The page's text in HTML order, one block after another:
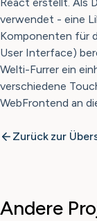
verwendet - eine
Komponenten für
User Interface)
Welti-Furrer ein
verschiedene
WebFrontend an
Zurück zur
Andere